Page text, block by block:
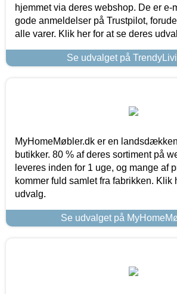
hjemmet via deres webshop. De er
gode anmeldelser på Trustpilot,
alle varer. Klik her for at se deres
Se udvalget på
MyHomeMøbler.dk er en
butikker. 80 % af deres sortiment på
leveres inden for 1 uge, og mange af
kommer fuld samlet fra fabrikken. Klik
udvalg.
Se udvalget på